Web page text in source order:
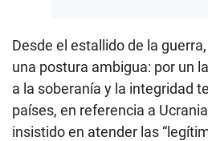
Desde el estallido de la
una postura ambigua: por un
a la soberanía y la integridad
países, en referencia a
insistido en atender las